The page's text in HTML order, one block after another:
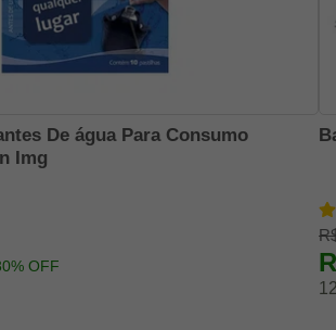
De água Para Consumo
Img
OFF